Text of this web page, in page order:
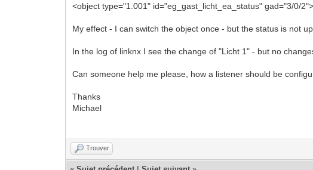
<object type="1.001" id="eg_gast_licht_ea_status" gad="3/0/
My effect - I can switch the object once - but the status is not
In the log of linknx I see the change of "Licht 1" - but no
Can someone help me please, how a listener should be
Thanks
Michael
Trouver